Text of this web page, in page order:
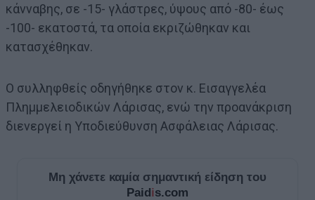
κάνναβης, σε -15- γλάστρες, ύψους από -80- έως
-100- εκατοστά, τα οποία εκριζώθηκαν και
κατασχέθηκαν.
Ο συλληφθείς οδηγήθηκε στον κ. Εισαγγελέα
Πλημμελειοδικών Λάρισας, ενώ την προανάκριση
διενεργεί η Υποδιεύθυνση Ασφάλειας Λάρισας.
Μη χάνετε καμία σημαντική είδηση του
Paidis.com